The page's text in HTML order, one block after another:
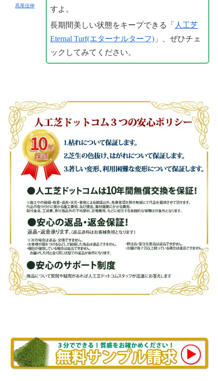
髙尾佳伸
すよ。
長期間美しい状態をキープできる「 人工芝
Eternal Turf(エターナルターフ) 」、ぜひチェ
ックしてみてください。